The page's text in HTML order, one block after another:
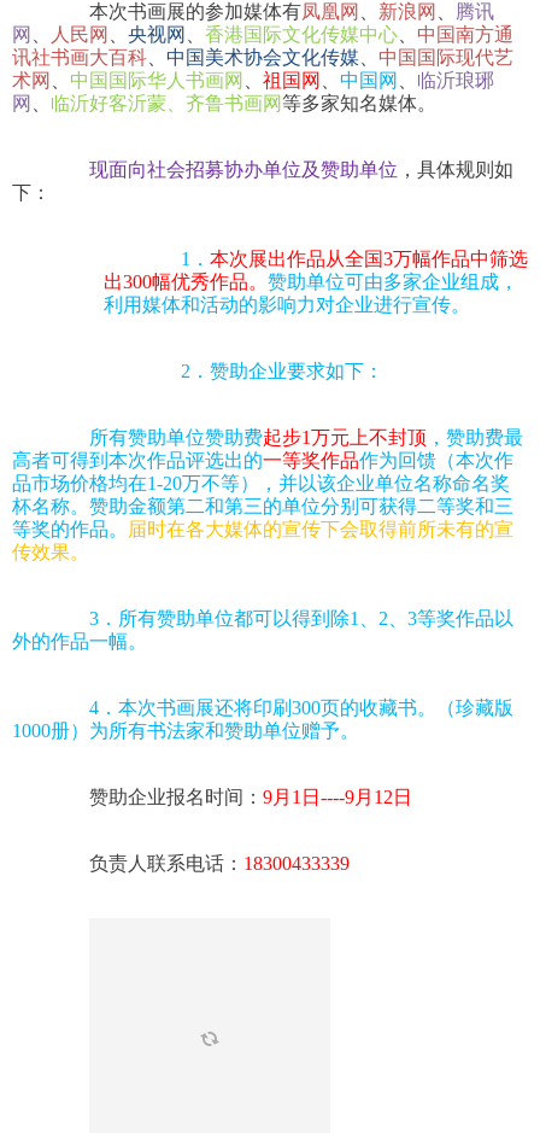
本次书画展的参加媒体有凤凰网 新浪网
腾讯
网
人民网 央视网 香港国际文化传媒中心
中国南方通
讯社书画大百科
中国美术协会文化传媒
中国国际现代艺
术网
中国国际华人书画网 祖国网 中国网
临沂琅琊
网
临沂好客沂蒙、齐鲁书画网等多家知名媒体。
现面向社会招募协办单位及赞助单位 ，具体规则如
下：
1． 本次展出作品从全国3万幅作品中筛选
出300幅优秀作品。 赞助单位可由多家企业组成，
利用媒体和活动的影响力对企业进行宣传。
2．赞助企业要求如下：
所有赞助单位赞助费起步1万元上不封顶 ，赞助费最
高者可得到本次作品评选出的一等奖作品作为回馈（本次作
品市场价格均在1-20万不等），并以该企业单位名称命名奖
杯名称。赞助金额第二和第三的单位分别可获得二等奖和三
等奖的作品。
届时在各大媒体的宣传下会取得前所未有的宣
传效果。
3．所有赞助单位都可以得到除1、2、3等奖作品以
外的作品一幅。
4．本次书画展还将印刷300页的收藏书。（珍藏版
1000册）为所有书法家和赞助单位赠予。
赞助企业报名时间： 9月1 日----9月12日
负责人联系电话： 18300433339